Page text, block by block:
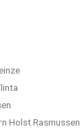
Holst Rasmussen